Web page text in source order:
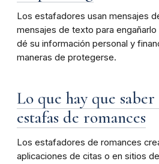
Los estafadores usan mensajes
mensajes de texto para
dé su información personal y
maneras de protegerse.
Lo que hay que saber
estafas de romances
Los estafadores de romances
aplicaciones de citas o en sitios